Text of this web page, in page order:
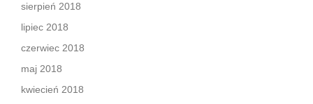
sierpień 2018
lipiec 2018
czerwiec 2018
maj 2018
kwiecień 2018